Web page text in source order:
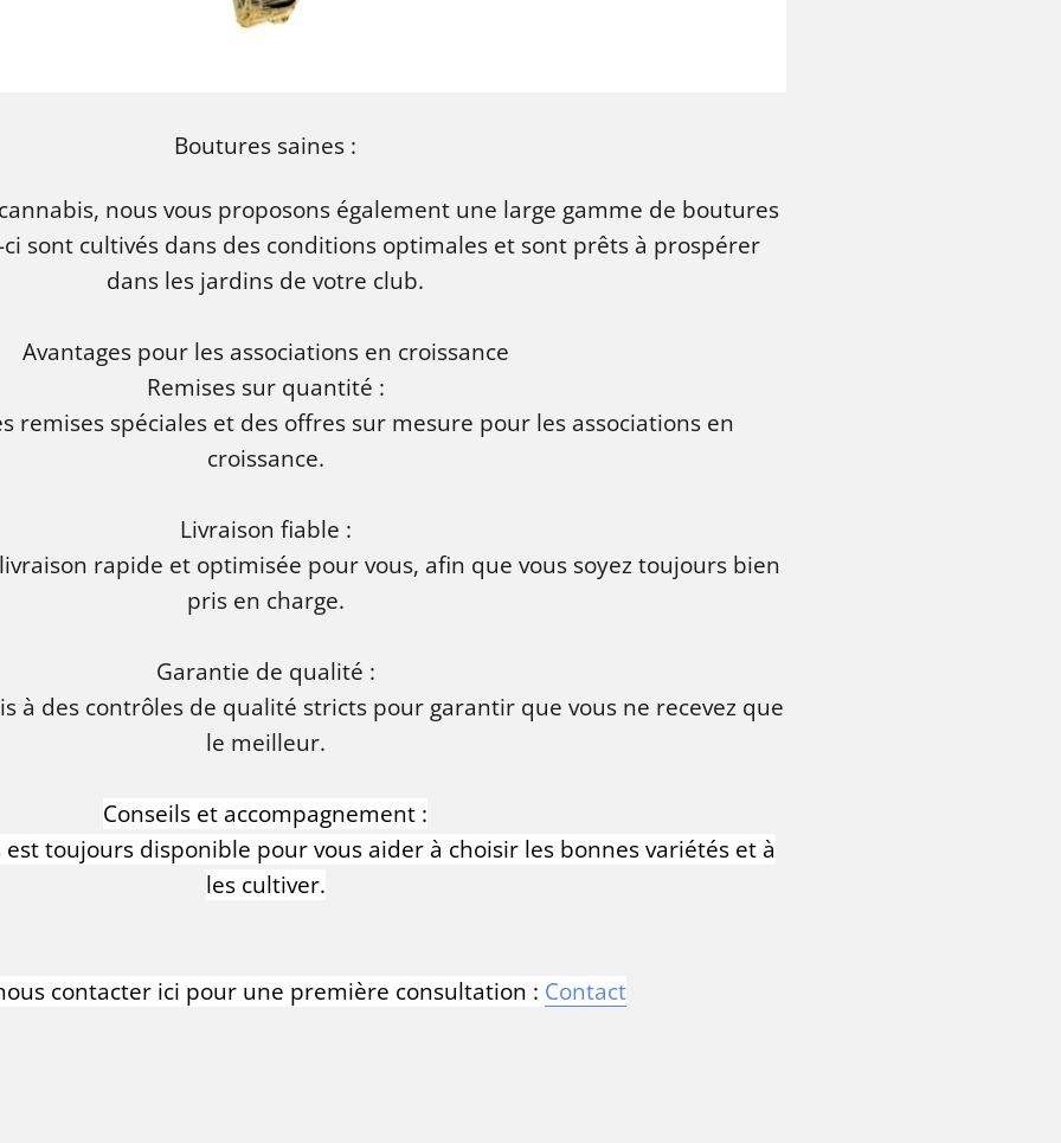
Boutures saines :
nous vous proposons également une large gamme de boutures
sont cultivés dans des conditions optimales et sont prêts à prospérer
dans les jardins de votre club.
Avantages pour les associations en croissance
Remises sur quantité :
remises spéciales et des offres sur mesure pour les associations en
croissance.
Livraison fiable :
rapide et optimisée pour vous, afin que vous soyez toujours bien
pris en charge.
Garantie de qualité :
à des contrôles de qualité stricts pour garantir que vous ne recevez que
le meilleur.
Conseils et accompagnement :
toujours disponible pour vous aider à choisir les bonnes variétés et à
les cultiver.
contacter ici pour une première consultation : Contact